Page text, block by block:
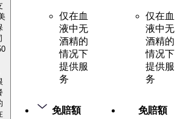
仅在血
液中无
酒精的
情况下
提供服
务
免賠額
仅在血
液中无
酒精的
情况下
提供服
务
免賠額